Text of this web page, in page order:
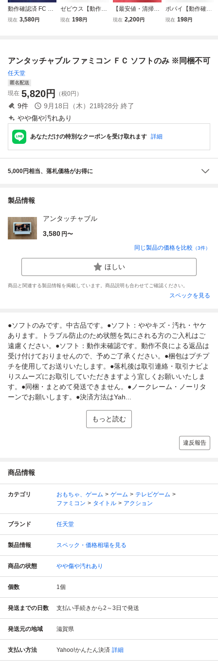
動作確認済 FC フ
ァミコン アンタッ
説明書のみ
現在 3,580円
ゼビウス【動作確
認済】８本まで同
現在 198円
【最安値・清掃＆
動作確認済】FC
まとめて・大量
現在 2,200円
ポパイ【動作確認
済】８本まで同梱
現在 198円
アンタッチャブル ファミコン ＦＣ ソフトのみ ※同梱不可
任天堂
匿名配送
現在 5,820円 （税0円）
9件 9月18日（木）21時28分 終了
やや傷や汚れあり
あなただけの特別なクーポンを受け取れます 詳細
5,000円相当、落札価格がお得に
製品情報
アンタッチャブル
3,580 円〜
同じ製品の価格を比較 （3件）
ほしい
商品と関連する製品情報を掲載しています。商品説明も合わせてご確認ください。
スペックを見る
●ソフトのみです。中古品です。●ソフト：ややキズ・汚れ・ヤケ
あります。トラブル防止のため状態を気にされる方のご入札はご
遠慮ください。●ソフト：動作未確認です。動作不良による返品は
受け付けておりませんので、予めご了承ください。●梱包はプチプ
チを使用してお送りいたします。●落札後は取引連絡・取引ナビよ
りスムーズにお取引していただきますよう宜しくお願いいたしま
す。●同梱・まとめて発送できません。●ノークレーム・ノーリタ
ーンでお願いします。●決済方法はYah...
もっと読む
違反報告
商品情報
カテゴリ おもちゃ、ゲーム ゲーム
テレビゲーム
ファミコン
タイトル アクション
ブランド 任天堂
製品情報 スペック・価格相場を見る
商品の状態 やや傷や汚れあり
個数 1個
発送までの日数 支払い手続きから2～3日で発送
発送元の地域 滋賀県
支払い方法 Yahoo!かんたん決済 詳細